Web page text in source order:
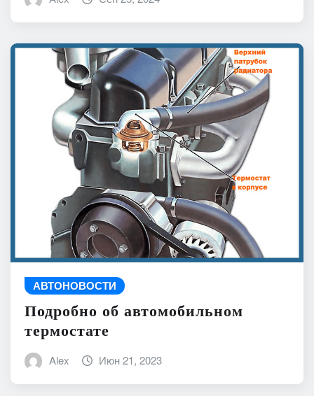
АВТОНОВОСТИ
Подробно об автомобильном
термостате
Alex Июн 21, 2023